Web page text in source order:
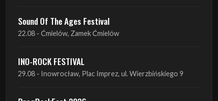
INO-ROCK FESTIVAL
29.08 - Inowrocław, Plac Imprez, ul. Wierzbińskiego 9
ProgRockFest 2026